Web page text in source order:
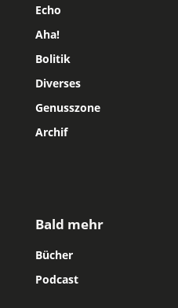
Echo
Aha!
Bolitik
Diverses
Genusszone
Archif
Bald mehr
Bücher
Podcast